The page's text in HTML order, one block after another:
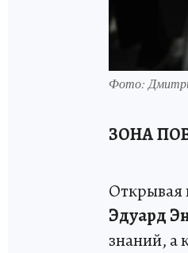
Фото:
ЗОНА
Открывая
Эдуард
знаний, а